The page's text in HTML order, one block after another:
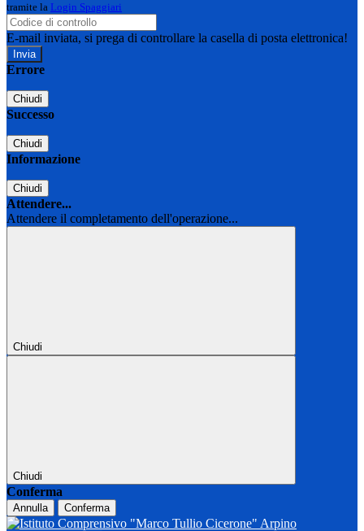
tramite la Login Spaggiari
E-mail inviata, si prega di controllare la casella di posta elettronica!
Errore
Chiudi
Successo
Chiudi
Informazione
Chiudi
Attendere...
Attendere il completamento dell'operazione...
Chiudi
Chiudi
Conferma
Annulla Conferma